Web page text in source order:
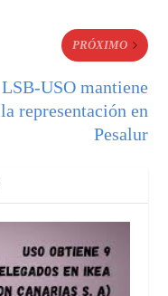
PRÓXIMO
LSB-USO mantiene
la representación en
Pesalur